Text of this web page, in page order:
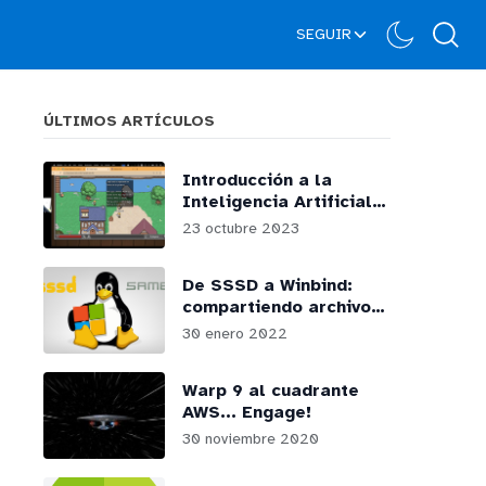
SEGUIR
ÚLTIMOS ARTÍCULOS
Introducción a la
Inteligencia Artificial
generativa en AWS:
23 octubre 2023
De SSSD a Winbind:
compartiendo archivos
por SMB desde
30 enero 2022
Warp 9 al cuadrante
AWS... Engage!
30 noviembre 2020